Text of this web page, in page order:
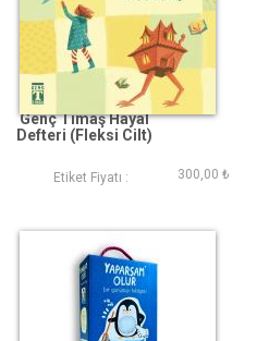
Genç Timaş Hayal
Defteri (Fleksi Cilt)
Etiket Fiyatı : 300,00 ₺